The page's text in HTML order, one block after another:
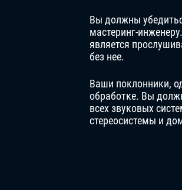
Вы должны
мастеринг-
является
без нее.
Ваши поклонники,
обработке. Вы
всех звуковых
стереосистемы и